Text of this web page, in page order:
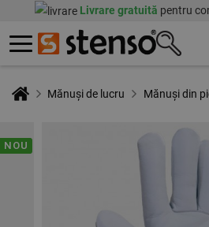
Livrare gratuită pentru
Mănuși de lucru Mănuși din
NOU